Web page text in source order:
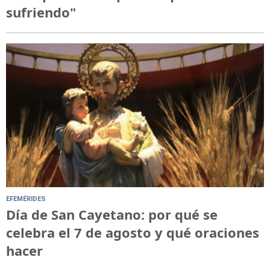
sufriendo"
EFEMÉRIDES
Día de San Cayetano: por qué se
celebra el 7 de agosto y qué oraciones
hacer